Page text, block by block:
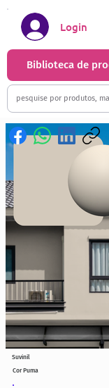
Biblioteca de
Login
Cor Puma
Suvinil